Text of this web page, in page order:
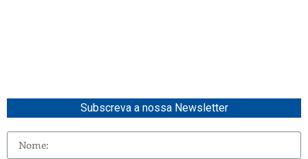
Subscreva a nossa Newsletter